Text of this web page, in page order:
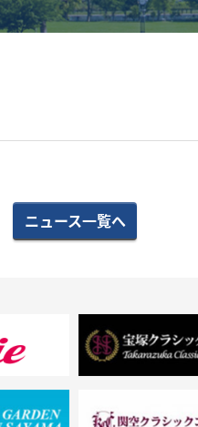
ニュース一覧へ